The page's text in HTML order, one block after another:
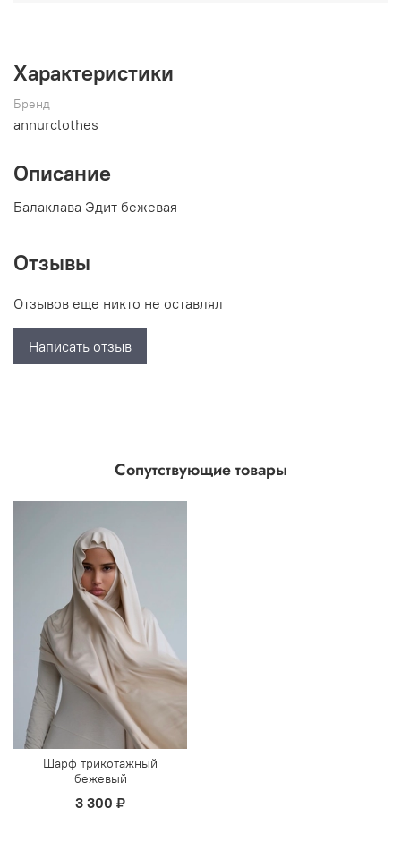
Характеристики
Бренд
annurclothes
Описание
Балаклава Эдит бежевая
Отзывы
Отзывов еще никто не оставлял
Написать отзыв
Сопутствующие товары
Шарф трикотажный
бежевый
3 300 ₽